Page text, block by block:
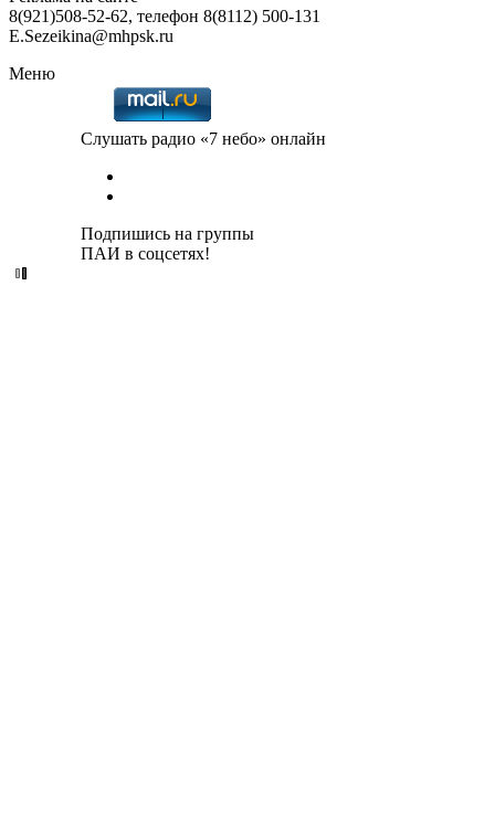
8(921)508-52-62, телефон 8(8112) 500-131
E.Sezeikina@mhpsk.ru
Меню
Слушать радио «7 небо» онлайн
Подпишись на группы
ПАИ в соцсетях!